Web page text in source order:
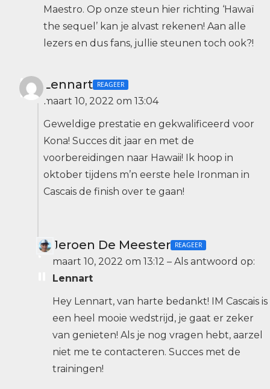
Maestro. Op onze steun hier richting ‘Hawaï
the sequel’ kan je alvast rekenen! Aan alle
lezers en dus fans, jullie steunen toch ook?!
Lennart REAGEER
maart 10, 2022 om 13:04
Geweldige prestatie en gekwalificeerd voor
Kona! Succes dit jaar en met de
voorbereidingen naar Hawaii! Ik hoop in
oktober tijdens m’n eerste hele Ironman in
Cascais de finish over te gaan!
Jeroen De Meester REAGEER
maart 10, 2022 om 13:12 – Als antwoord op:
Lennart
Hey Lennart, van harte bedankt! IM Cascais is
een heel mooie wedstrijd, je gaat er zeker
van genieten! Als je nog vragen hebt, aarzel
niet me te contacteren. Succes met de
trainingen!